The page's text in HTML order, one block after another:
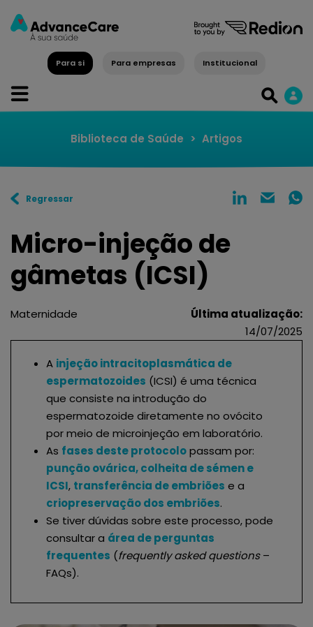
Para si Para empresas Institucional
Biblioteca de Saúde > Artigos
Regressar
Micro-injeção de
gâmetas (ICSI)
Maternidade
Última atualização:
14/07/2025
A injeção intracitoplasmática de
espermatozoides (ICSI) é uma técnica
que consiste na introdução do
espermatozoide diretamente no ovócito
por meio de microinjeção em laboratório.
As fases deste protocolopassam por:
punção ovárica, colheita de sémen e
ICSI, transferência de embriões e a
criopreservação dos embriões.
Se tiver dúvidas sobre este processo, pode
consultar a área de perguntas
frequentes (frequently asked questions–
FAQs).